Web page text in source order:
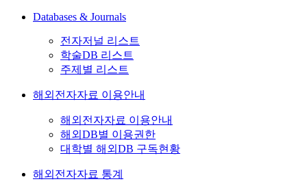
Databases & Journals
전자저널 리스트
학술DB 리스트
주제별 리스트
해외전자자료 이용안내
해외전자자료 이용안내
해외DB별 이용권한
대학별 해외DB 구독현황
해외전자자료 통계